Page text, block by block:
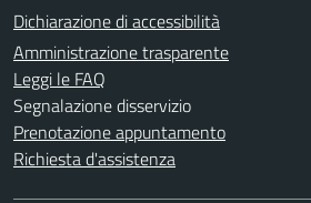
Dichiarazione di accessibilità
Amministrazione trasparente
Leggi le FAQ
Segnalazione disservizio
Prenotazione appuntamento
Richiesta d'assistenza